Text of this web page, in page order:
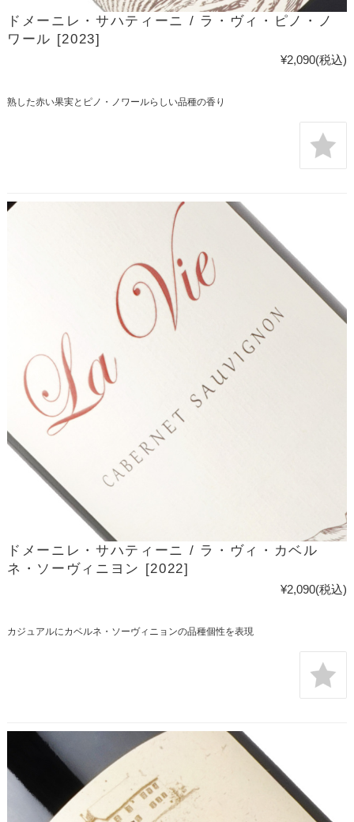
ドメーニレ・サハティーニ / ラ・ヴィ・ピノ・ノ
ワール [2023]
¥2,090(税込)
熟した赤い果実とピノ・ノワールらしい品種の香り
ドメーニレ・サハティーニ / ラ・ヴィ・カベル
ネ・ソーヴィニヨン [2022]
¥2,090(税込)
カジュアルにカベルネ・ソーヴィニョンの品種個性を表現